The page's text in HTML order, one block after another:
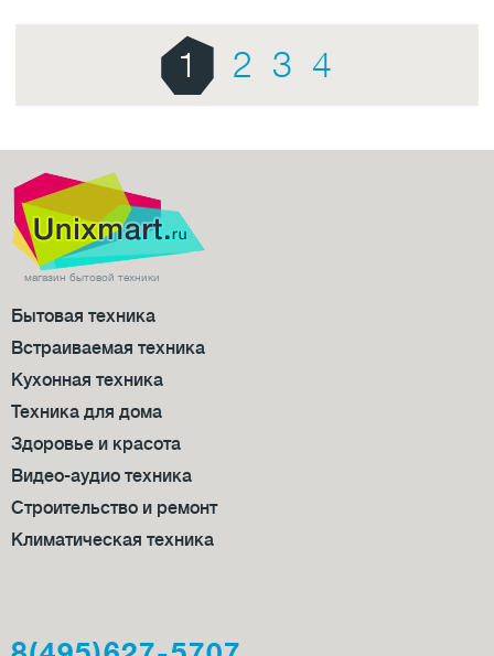
1 2 3 4
магазин бытовой техники
Бытовая техника
Встраиваемая техника
Кухонная техника
Техника для дома
Здоровье и красота
Видео-аудио техника
Строительство и ремонт
Климатическая техника